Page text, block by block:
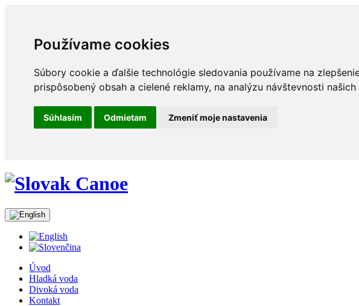
Používame cookies
Súbory cookie a ďalšie technológie sledovania používame na
prispôsobený obsah a cielené reklamy, na analýzu návštevnosti
Súhlasím Odmietam Zmeniť moje nastavenia
Úvod
Hladká voda
Divoká voda
Kontakt